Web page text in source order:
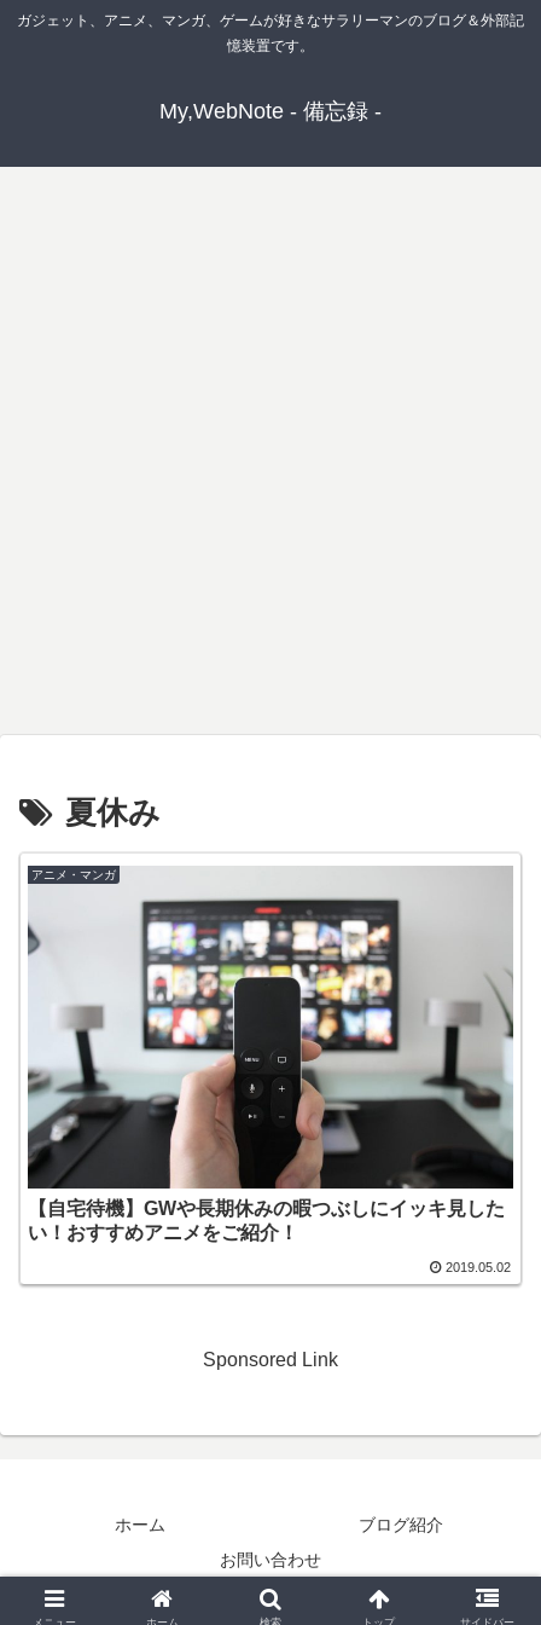
ガジェット、アニメ、マンガ、ゲームが好きなサラリーマンのブログ＆外部記
憶装置です。
My,WebNote - 備忘録 -
夏休み
アニメ・マンガ
【自宅待機】GWや長期休みの暇つぶしにイッキ見した
い！おすすめアニメをご紹介！
2019.05.02
Sponsored Link
ホーム
ブログ紹介
お問い合わせ
Copyright © 2013-2026 My,WebNote - 備忘録 - All Rights Reserved.
メニュー ホーム 検索 トップ サイドバー